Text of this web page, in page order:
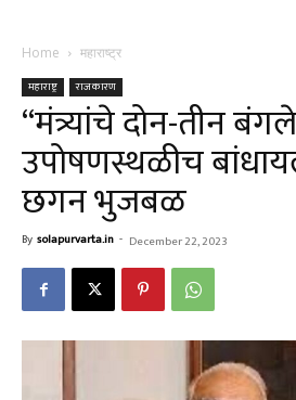
Home महाराष्ट्र
महाराष्ट्र राजकारण
“मंत्र्यांचे दोन-तीन
उपोषणस्थळीच
छगन भुजबळ
By solapurvarta.in - December 22, 2023